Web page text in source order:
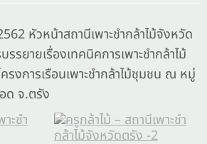
หัวหน้าสถานีเพาะชำกล้าไม้จังหวัด
รยายเรื่องเทคนิคการเพาะชำกล้าไม้
รงการเรือนเพาะชำกล้าไม้ชุมชน ณ หมู่
ด จ.ตรัง